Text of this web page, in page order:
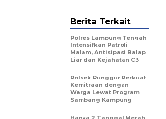
Berita Terkait
Polres Lampung Tengah
Intensifkan Patroli
Malam, Antisipasi Balap
Liar dan Kejahatan C3
Polsek Punggur Perkuat
Kemitraan dengan
Warga Lewat Program
Sambang Kampung
Hanya 2 Tanggal Merah,